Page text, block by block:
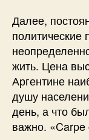
Далее,
жить. Цена
Аргентине
душу
день, а что
важно. «Carpe